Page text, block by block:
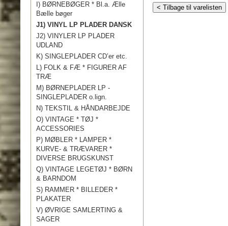
I) BØRNEBØGER * Bl.a. Ælle
Bælle bøger
J1) VINYL LP PLADER DANSK
J2) VINYLER LP PLADER
UDLAND
K) SINGLEPLADER CD’er etc.
L) FOLK & FÆ * FIGURER AF
TRÆ
M) BØRNEPLADER LP -
SINGLEPLADER o.lign.
N) TEKSTIL & HÅNDARBEJDE
O) VINTAGE * TØJ *
ACCESSORIES
P) MØBLER * LAMPER *
KURVE- & TRÆVARER *
DIVERSE BRUGSKUNST
Q) VINTAGE LEGETØJ * BØRN
& BARNDOM
S) RAMMER * BILLEDER *
PLAKATER
V) ØVRIGE SAMLERTING &
SAGER
< Tilbage til varelisten